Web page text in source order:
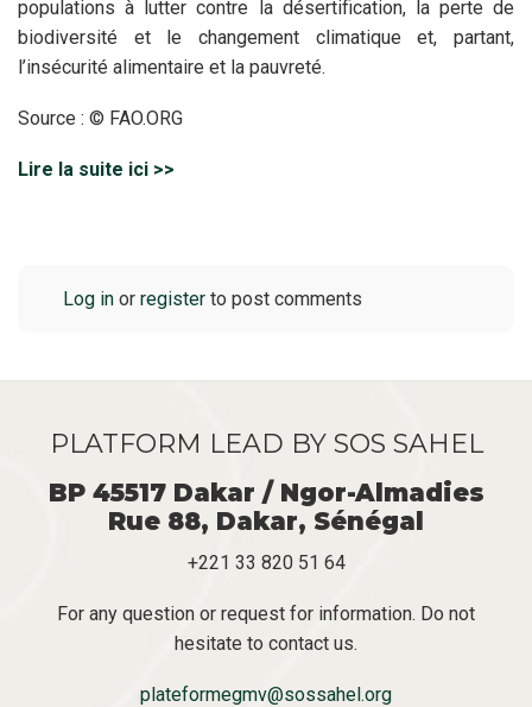
populations à lutter contre la désertification, la perte de
biodiversité et le changement climatique et, partant,
l’insécurité alimentaire et la pauvreté.
Source : © FAO.ORG
Lire la suite ici >>
Log in or register to post comments
PLATFORM LEAD BY SOS SAHEL
BP 45517 Dakar / Ngor-Almadies
Rue 88, Dakar, Sénégal
+221 33 820 51 64
For any question or request for information. Do not
hesitate to contact us.
plateformegmv@sossahel.org